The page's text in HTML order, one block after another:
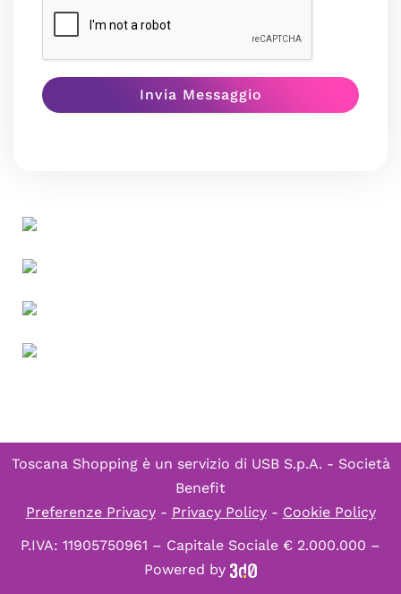
Toscana Shopping è un servizio di USB S.p.A. - Società
Benefit
Preferenze Privacy- Privacy Policy- Cookie Policy
P.IVA: 11905750961 – Capitale Sociale € 2.000.000 –
Powered by